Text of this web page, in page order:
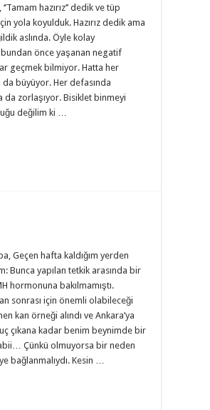
hazırız’’ dedik ve tüp
yola koyulduk. Hazırız dedik ama
aslında. Öyle kolay
önce yaşanan negatif
geçmek bilmiyor. Hatta her
büyüyor. Her defasında
da zorlaşıyor. Bisiklet binmeyi
değilim ki …
Geçen hafta kaldığım yerden
Bunca yapılan tetkik arasında bir
hormonuna bakılmamıştı.
sonrası için önemli olabileceği
kan örneği alındı ve Ankara’ya
çıkana kadar benim beynimde bir
Çünkü olmuyorsa bir neden
bağlanmalıydı. Kesin …